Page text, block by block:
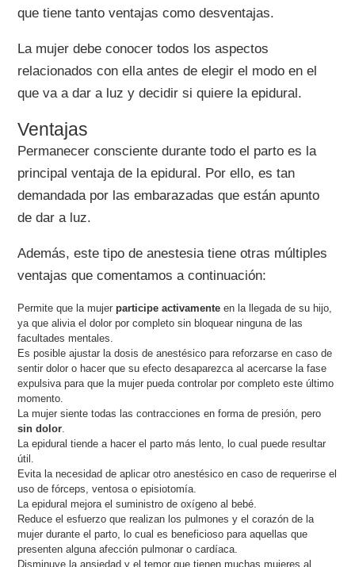
que tiene tanto ventajas como desventajas.
La mujer debe conocer todos los aspectos
relacionados con ella antes de elegir el modo en el
que va a dar a luz y decidir si quiere la epidural.
Ventajas
Permanecer consciente durante todo el parto es la
principal ventaja de la epidural. Por ello, es tan
demandada por las embarazadas que están apunto
de dar a luz.
Además, este tipo de anestesia tiene otras múltiples
ventajas que comentamos a continuación:
Permite que la mujerparticipe activamente en la llegada de su hijo,
ya que alivia el dolor por completo sin bloquear ninguna de las
facultades mentales.
Es posible ajustar la dosis de anestésico para reforzarse en caso de
sentir dolor o hacer que su efecto desaparezca al acercarse la fase
expulsiva para que la mujer pueda controlar por completo este último
momento.
La mujer siente todas las contracciones en forma de presión, pero
sin dolor.
La epidural tiende a hacer el parto más lento, lo cual puede resultar
útil.
Evita la necesidad de aplicar otro anestésico en caso de requerirse el
uso de fórceps, ventosa o episiotomía.
La epidural mejora el suministro de oxígeno al bebé.
Reduce el esfuerzo que realizan los pulmones y el corazón de la
mujer durante el parto, lo cual es beneficioso para aquellas que
presenten alguna afección pulmonar o cardíaca.
Disminuye la ansiedad y el temor que tienen muchas mujeres al